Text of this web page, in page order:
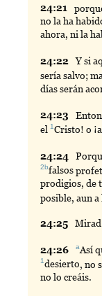
24:21
no la ha
ahora, ni la
24:22 Ysi
sería salvo;
días serán
24:23
el1Cristo! o
24:24
2bfalsos
prodigios, de
posible, aun
24:25 Mirad
24:26 aAsí
1desierto , no
no lo creáis.